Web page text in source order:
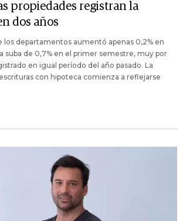
propiedades registran la
dos años
los departamentos aumentó apenas 0,2% en
suba de 0,7% en el primer semestre, muy por
en igual período del año pasado. La
con hipoteca comienza a reflejarse